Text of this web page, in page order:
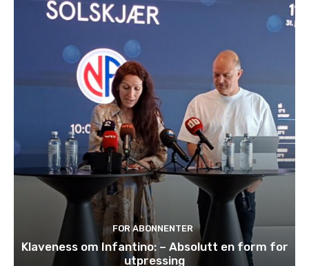
FOR ABONNENTER
Klaveness om Infantino: – Absolutt en form for
utpressing